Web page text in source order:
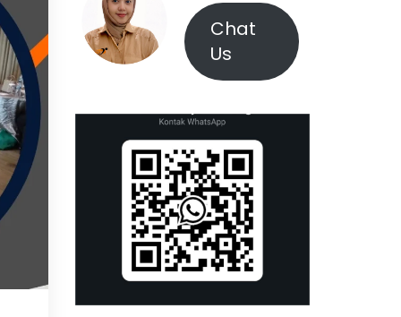
Chat
Us